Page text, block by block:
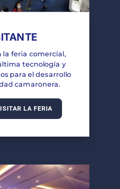
la feria comercial,
tecnología y
para el desarrollo
camaronera.
LA FERIA